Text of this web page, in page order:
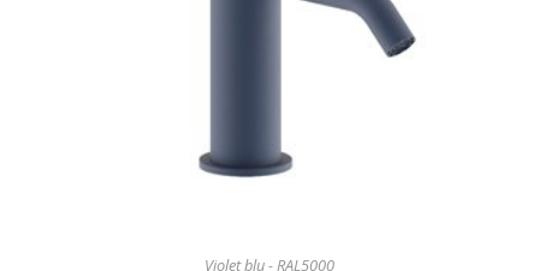
Violet blu - RAL5000